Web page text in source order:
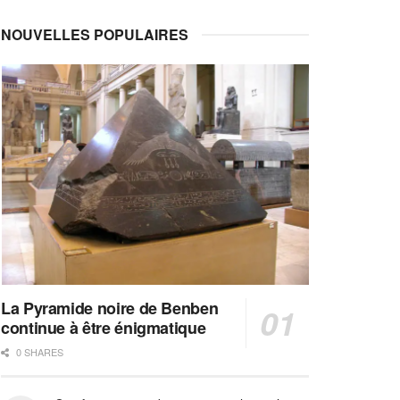
NOUVELLES POPULAIRES
La Pyramide noire de Benben
continue à être énigmatique
0 SHARES